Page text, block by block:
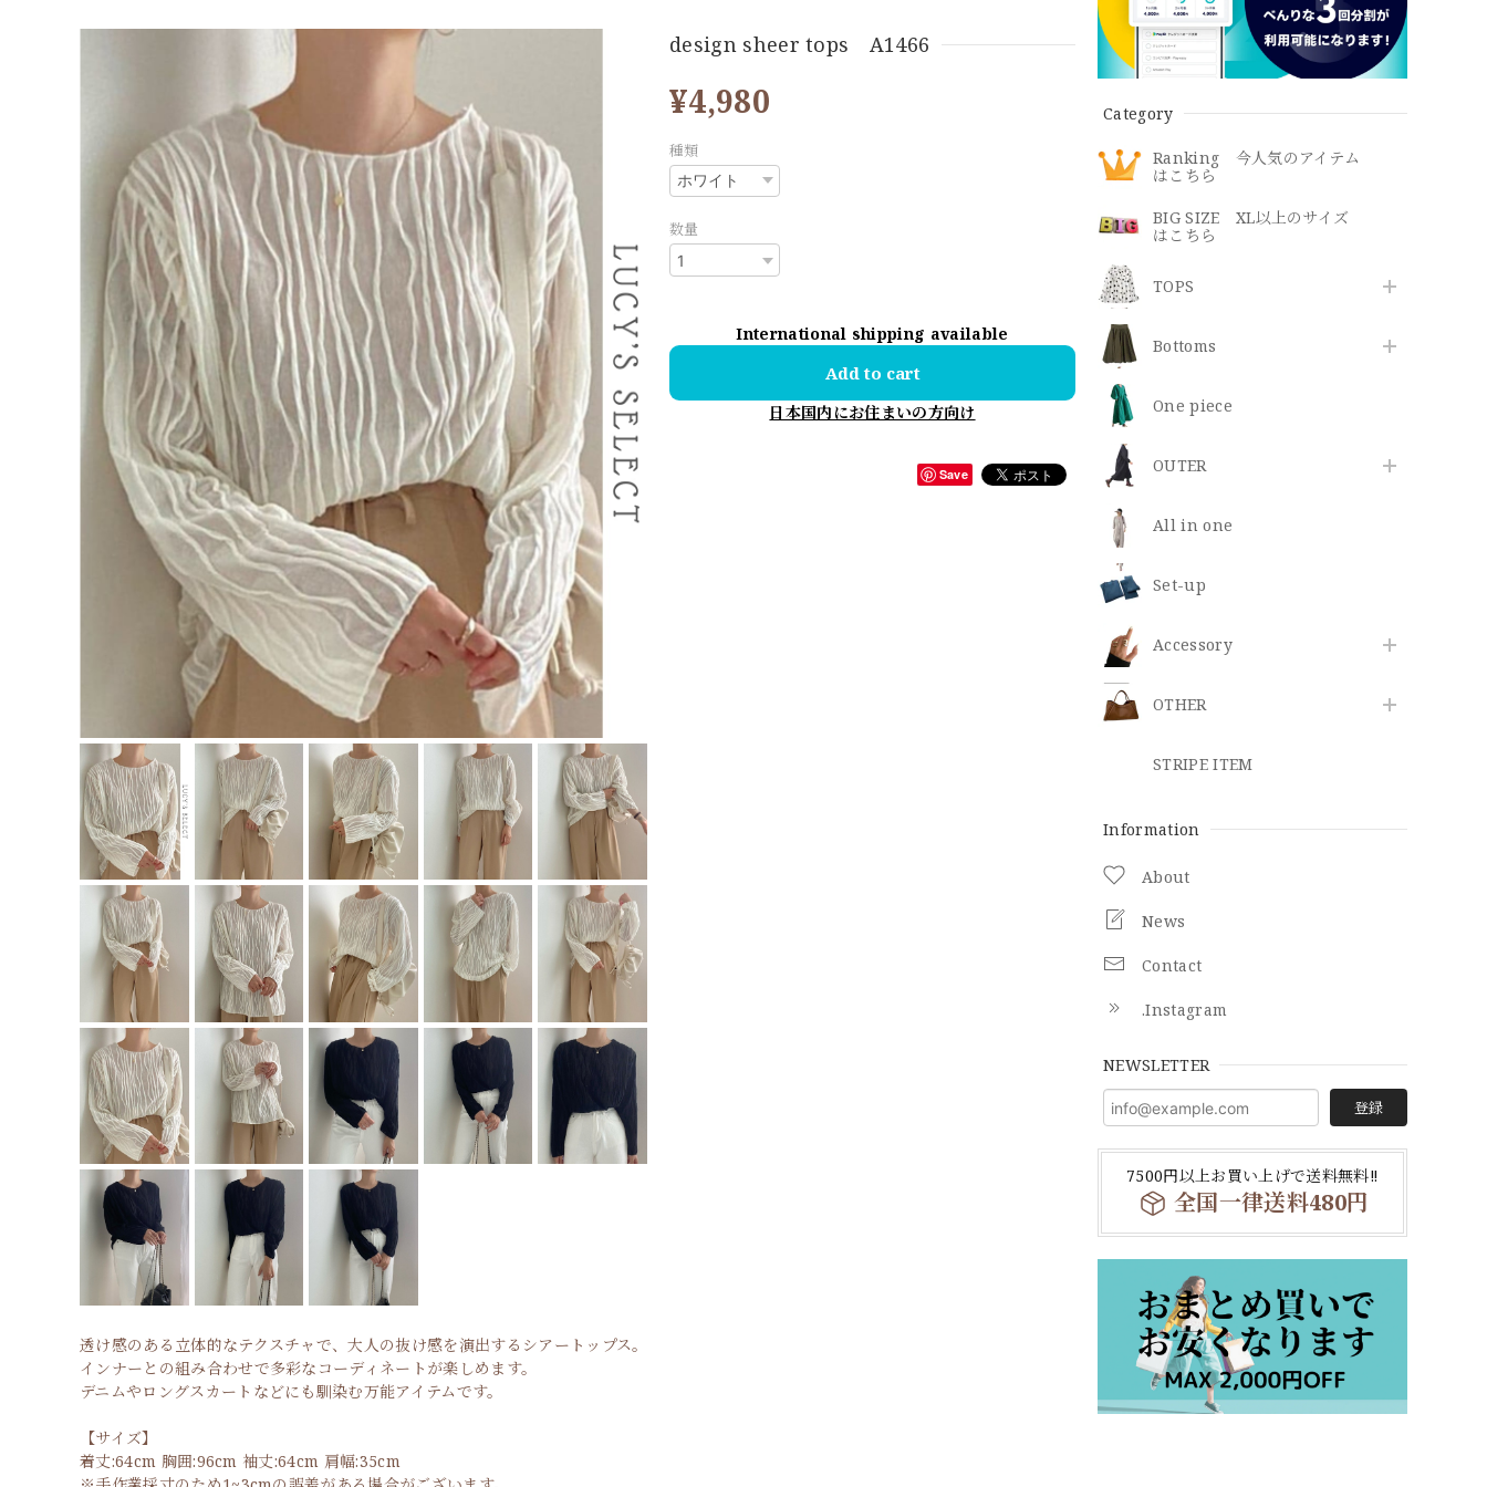
Category
Ranking 今人気のアイテム
はこちら
BIG SIZE XL以上のサイズ
はこちら
TOPS
Bottoms
One piece
OUTER
All in one
Set-up
​Accessory
OTHER
STRIPE ITEM
Information
About
News
Contact
.Instagram
NEWSLETTER
登録
7500円以上お買い上げで送料無料‼
全国一律送料480円
design sheer tops A1466
¥4,980
種類
数量
International shipping available
Add to cart
日本国内にお住まいの方向け
Save
透け感のある立体的なテクスチャで、大人の抜け感を演出するシアートップス。
インナーとの組み合わせで多彩なコーディネートが楽しめます。
デニムやロングスカートなどにも馴染む万能アイテムです。
【サイズ】
着丈:64cm 胸囲:96cm 袖丈:64cm 肩幅:35cm